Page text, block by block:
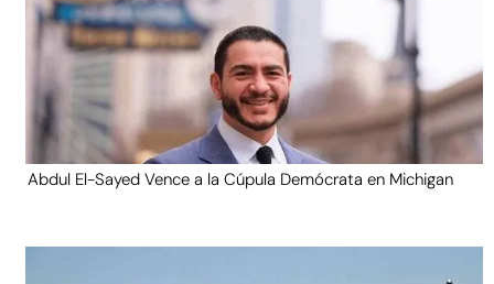
Abdul El-Sayed Vence a la Cúpula Demócrata en Michigan